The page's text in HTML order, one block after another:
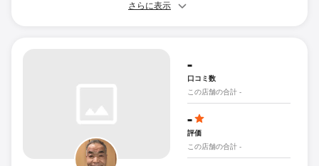
さらに表示
-
口コミ数
この店舗の合計 -
-
評価
この店舗の合計 -